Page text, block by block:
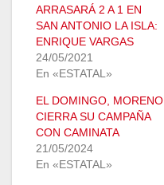
ARRASARÁ 2 A 1 EN
SAN ANTONIO LA ISLA:
ENRIQUE VARGAS
24/05/2021
En «ESTATAL»
EL DOMINGO, MORENO
CIERRA SU CAMPAÑA
CON CAMINATA
21/05/2024
En «ESTATAL»